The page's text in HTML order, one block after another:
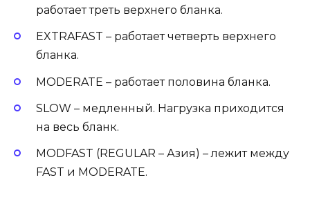
работает треть верхнего бланка.
EXTRAFAST – работает четверть верхнего
бланка.
MODERATE – работает половина бланка.
SLOW – медленный. Нагрузка приходится
на весь бланк.
MODFAST (REGULAR – Азия) – лежит между
FAST и MODERATE.